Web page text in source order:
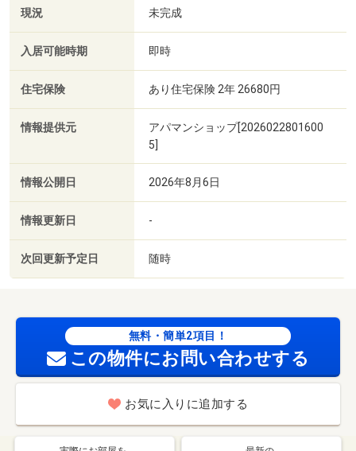
現況 未完成
入居可能時期 即時
住宅保険 あり住宅保険 2年 26680円
情報提供元
アパマンショップ[2026022801600
5]
情報公開日 2026年8月6日
情報更新日 -
次回更新予定日 随時
無料・簡単2項目！
この物件にお問い合わせする
お気に入りに追加する